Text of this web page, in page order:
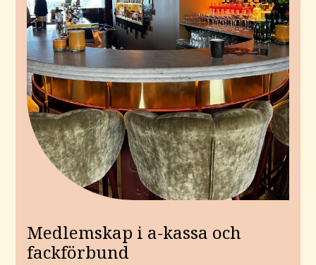
Medlemskap i a-kassa och
fackförbund